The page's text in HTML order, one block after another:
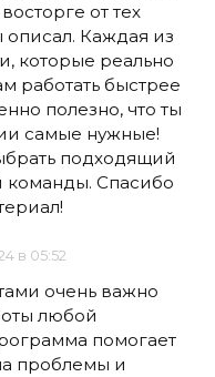
от тех
Каждая из
которые реально
работать быстрее
полезно, что ты
самые нужные!
подходящий
команды. Спасибо
в 05:52
очень важно
любой
помогает
проблемы и